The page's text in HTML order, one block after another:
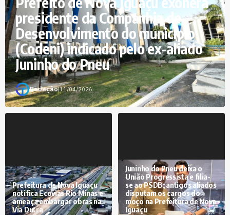
presidente da Companhia de
Desenvolvimento do município
(Codeni) indicado pelo ex-aliado
Juninho do Pneu
Redação|11/04/2026
Prefeitura de Nova Iguaçu
notifica Ecovias Rio Minas e
ameaça embargar obras na
Via Dutra
Juninho do Pneu deixa o
União Progressista e filia-
se ao PSDB; antigos aliados
disputam os cargos do
moço na Prefeitura de Nova
Iguaçu